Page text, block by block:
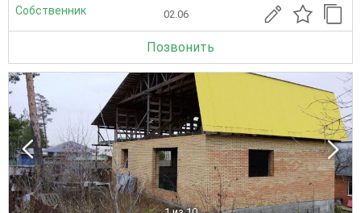
Собственник 02.06
Позвонить